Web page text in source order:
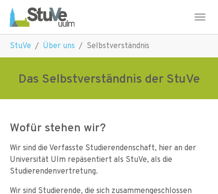
Skip to main navigation
Skip to main content
Skip to page footer
You are here:
StuVe Über uns Selbstverständnis
Das Selbstverständnis der StuVe
Wofür stehen wir?
Wir sind die Verfasste Studierendenschaft, hier an der
Universität Ulm repäsentiert als StuVe, als die
Studierendenvertretung.
Wir sind Studierende, die sich zusammengeschlossen